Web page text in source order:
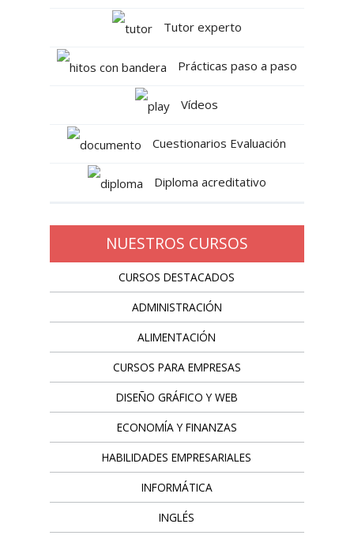
Tutor experto
Prácticas paso a paso
Vídeos
Cuestionarios Evaluación
Diploma acreditativo
NUESTROS CURSOS
CURSOS DESTACADOS
ADMINISTRACIÓN
ALIMENTACIÓN
CURSOS PARA EMPRESAS
DISEÑO GRÁFICO Y WEB
ECONOMÍA Y FINANZAS
HABILIDADES EMPRESARIALES
INFORMÁTICA
INGLÉS